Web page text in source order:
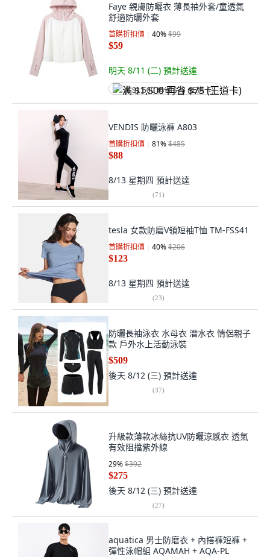
Faye 親膚防曬衣 薄長袖外套/童透氣
舒適防曬外套
首購折扣價 40%$99
$59
明天 8/11 (二) 預計送達
满 $1,500 再省 $75 (王道卡)
VENDIS 防曬泳褲 A803
首購折扣價 81%$485
$88
8/13 星期四 預計送達
(71)
tesla 女款防磨V領短袖T恤 TM-FSS41
首購折扣價 40%$206
$123
8/13 星期四 預計送達
(23)
防曬長袖泳衣 水母衣 潛水衣 情侶親子
款 戶外水上活動泳裝
$509
後天 8/12 (三) 預計送達
(37)
升級款薄款冰絲抗UV防曬涼感衣 透氣
有效阻擋紫外線
29%$392
$275
後天 8/12 (三) 預計送達
(27)
aquatica 男士防磨衣 + 內搭褲短褲 +
彈性泳帽組 AQAMAH + AQA-PL